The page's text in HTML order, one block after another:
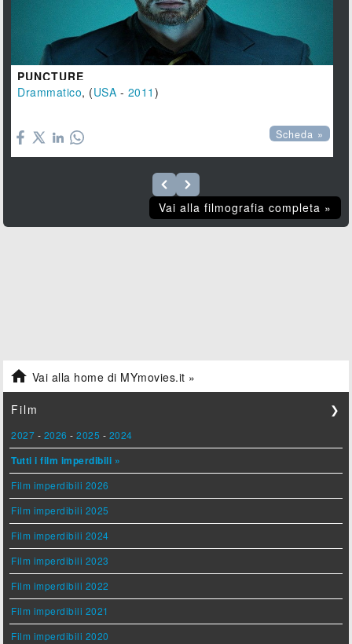
PUNCTURE
Drammatico, (USA - 2011 )
Scheda »
Vai alla filmografia completa »
 Vai alla home di MYmovies.it »
Film ❯
2027 - 2026 -2025 - 2024
Tutti i film imperdibili »
Film imperdibili 2026
Film imperdibili 2025
Film imperdibili 2024
Film imperdibili 2023
Film imperdibili 2022
Film imperdibili 2021
Film imperdibili 2020